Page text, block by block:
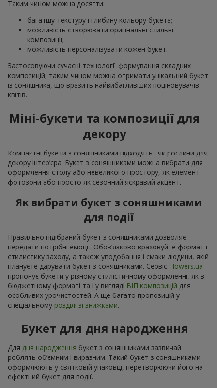
Таким чином можна досягти:
багатшу текстуру і глибину кольору букета;
можливість створювати оригінальні стильні
композиції;
можливість персоналізувати кожен букет.
Застосовуючи сучасні технології формування складних
композицій, таким чином можна отримати унікальний букет
із соняшника, що вразить найвибагливіших поціновувачів
квітів.
Міні-букети та композиції для
декору
Компактні букети з соняшниками підходять і як рослини для
декору інтер’єра. Букет з соняшниками можна вибрати для
оформлення столу або невеликого простору, як елемент
фотозони або просто як сезонний яскравий акцент.
Як вибрати букет з соняшниками
для події
Правильно підібраний букет з соняшниками дозволяє
передати потрібні емоції. Обов’язково враховуйте формат і
стилистику заходу, а також уподобання і смаки людини, якій
плануєте дарувати букет з соняшниками. Сервіс Flowers.ua
пропонує букети у різному стилістичному оформленні, як в
бюджетному форматі та і у вигляді ВІП композицій для
особливих урочистостей. А ще багато пропозицій у
спеціальному розділі зі знижками.
Букет для дня народження
Для дня народження букет з соняшниками зазвичай
роблять об’ємним і виразним. Такий букет з соняшниками
оформлюють у святковій упаковці, перетворюючи його на
ефектний букет для події.